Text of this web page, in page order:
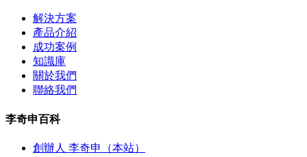
解決方案
產品介紹
成功案例
知識庫
關於我們
聯絡我們
李奇申百科
創辦人 李奇申（本站）